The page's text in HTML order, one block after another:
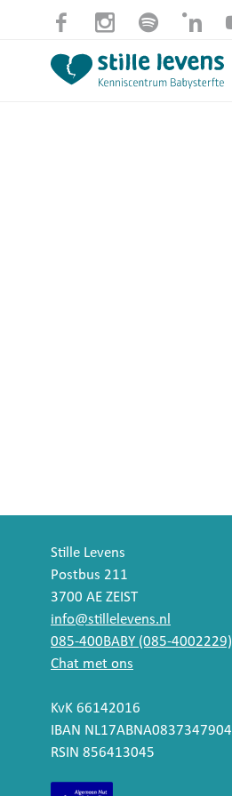
Stille Levens
Postbus 211
3700 AE ZEIST
info@stillelevens.nl
085-400BABY (085-4002229)
Chat met ons
KvK 66142016
IBAN NL17ABNA0837347904
RSIN 856413045